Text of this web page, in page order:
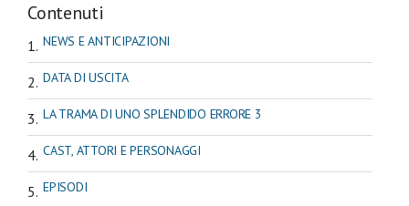
Contenuti
NEWS E ANTICIPAZIONI
DATA DI USCITA
LA TRAMA DI UNO SPLENDIDO ERRORE 3
CAST, ATTORI E PERSONAGGI
EPISODI